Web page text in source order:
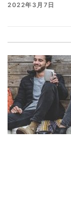
2022年3月7日